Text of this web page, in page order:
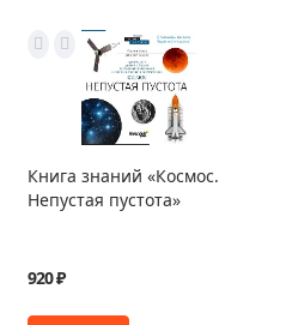
Книга знаний «Космос.
Непустая пустота»
920 ₽